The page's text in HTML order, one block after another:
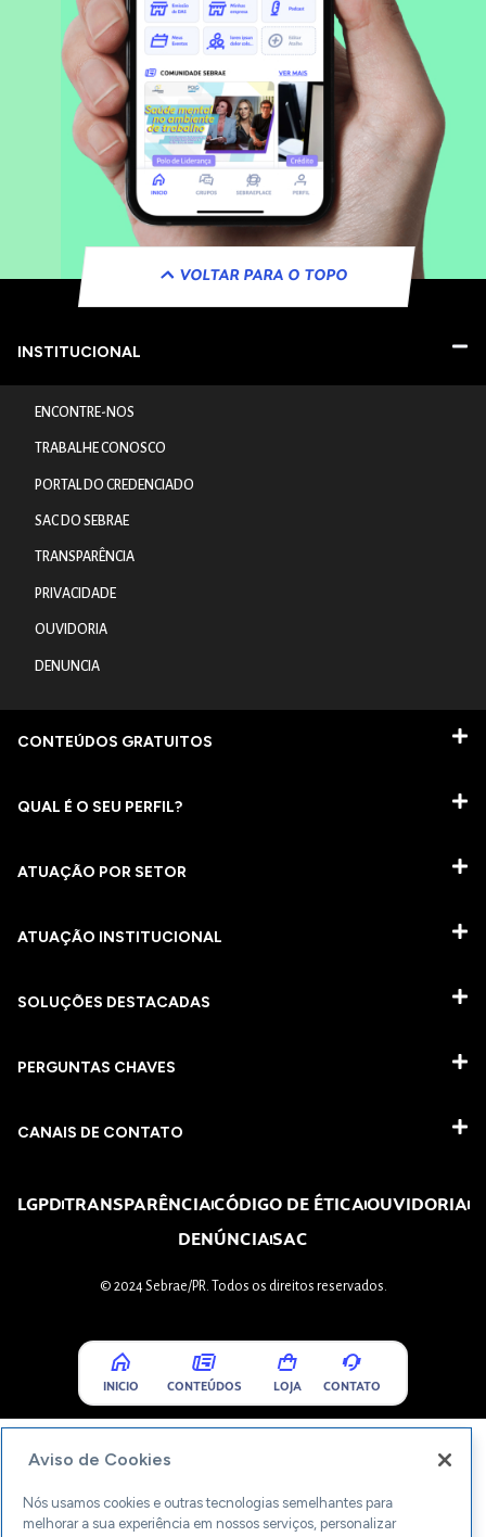
VOLTAR PARA O TOPO
INSTITUCIONAL
ENCONTRE-NOS
TRABALHE CONOSCO
PORTAL DO CREDENCIADO
SAC DO SEBRAE
TRANSPARÊNCIA
PRIVACIDADE
OUVIDORIA
DENUNCIA
CONTEÚDOS GRATUITOS
QUAL É O SEU PERFIL?
ATUAÇÃO POR SETOR
ATUAÇÃO INSTITUCIONAL
SOLUÇÕES DESTACADAS
PERGUNTAS CHAVES​
CANAIS DE CONTATO
LGPDTRANSPARÊNCIACÓDIGO DE ÉTICAOUVIDORIA
DENÚNCIASAC
© 2024 Sebrae/PR. Todos os direitos reservados.
INICIO CONTEÚDOS LOJA CONTATO
Aviso de Cookies
Nós usamos cookies e outras tecnologias semelhantes para
melhorar a sua experiência em nossos serviços, personalizar